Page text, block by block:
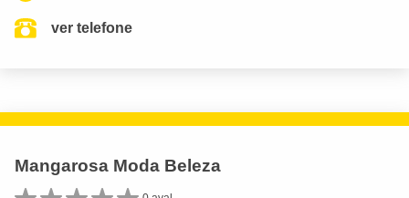
ver telefone
Mangarosa Moda Beleza